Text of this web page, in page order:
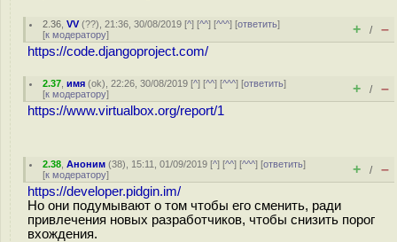
2.36 ,VV (??), 21:36, 30/08/2019 [^] [^^] [^^^] [ответить]
[к модератору] + / –
https://code.djangoproject.com/
2.37 ,имя (ok), 22:26, 30/08/2019 [^] [^^] [^^^] [ответить]
[к модератору] + / –
https://www.virtualbox.org/report/1
2.38 ,Аноним (38), 15:11, 01/09/2019 [^] [^^] [^^^] [ответить]
[к модератору] + / –
https://developer.pidgin.im/
Но они подумывают о том чтобы его сменить, ради
привлечения новых разработчиков, чтобы снизить порог
вхождения.